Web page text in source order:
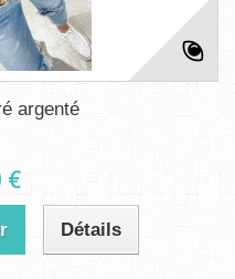
argenté
€
Détails